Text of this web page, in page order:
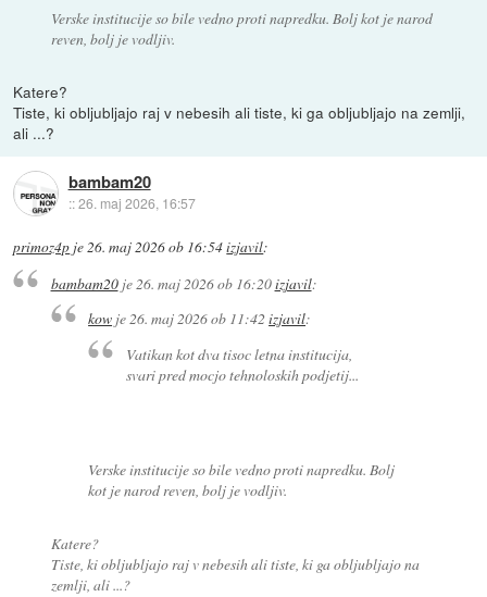
Verske institucije so bile vedno proti napredku. Bolj kot je narod
reven, bolj je vodljiv.
Katere?
Tiste, ki obljubljajo raj v nebesih ali tiste, ki ga obljubljajo na zemlji,
ali ...?
bambam20
::26. maj 2026, 16:57
primoz4p je26. maj 2026 ob 16:54izjavil:
bambam20je 26. maj 2026 ob 16:20izjavil:
kow je26. maj 2026 ob 11:42izjavil:
Vatikan kot dva tisoc letna institucija,
svari pred mocjo tehnoloskih podjetij...
Verske institucije so bile vedno proti napredku. Bolj
kot je narod reven, bolj je vodljiv.
Katere?
Tiste, ki obljubljajo raj v nebesih ali tiste, ki ga obljubljajo na
zemlji, ali ...?